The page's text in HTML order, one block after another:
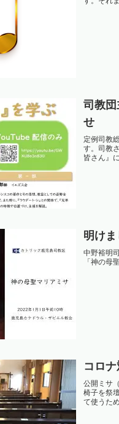
司教
せ
定例司教
す。司教
皆さん』
明け
中野裕明
「神の母
コロ
公開ミサ
椅子を祭
て使うた